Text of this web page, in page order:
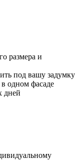
размера и
под вашу задумку
одном фасаде
дней